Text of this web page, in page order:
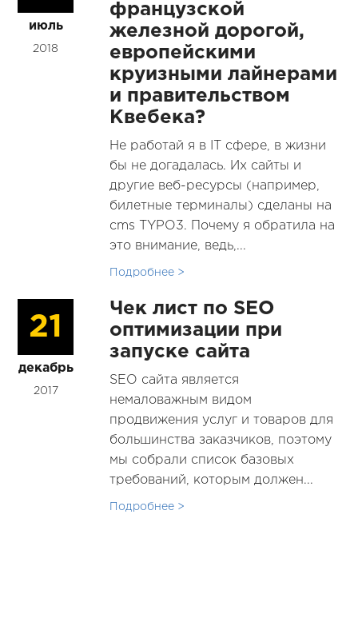
июль
2018
французской
железной дорогой,
европейскими
круизными лайнерами
и правительством
Квебека?
Не работай я в IT сфере, в жизни
бы не догадалась. Их сайты и
другие веб-ресурсы (например,
билетные терминалы) сделаны на
cms TYPO3. Почему я обратила на
это внимание, ведь,...
Подробнее >
21
декабрь
2017
Чек лист по SEO
оптимизации при
запуске сайта
SEO сайта является
немаловажным видом
продвижения услуг и товаров для
большинства заказчиков, поэтому
мы собрали список базовых
требований, которым должен...
Подробнее >